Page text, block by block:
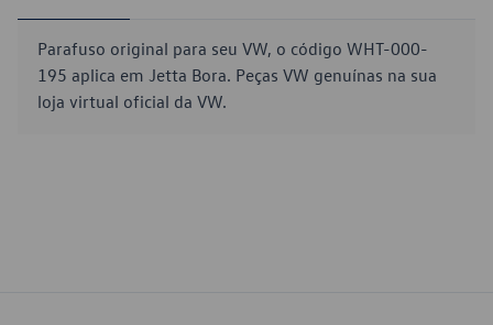
Parafuso original para seu VW, o código WHT-000-
195 aplica em Jetta Bora. Peças VW genuínas na sua
loja virtual oficial da VW.